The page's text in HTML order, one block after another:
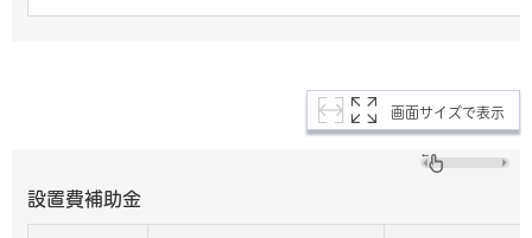
画面サイズで表示
設置費補助金